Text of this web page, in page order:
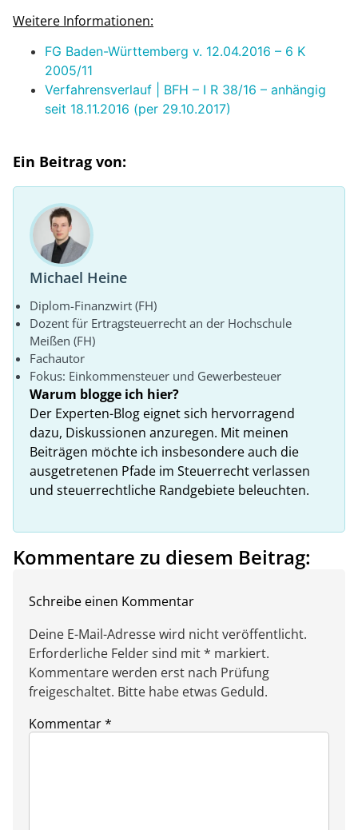
Weitere Informationen:
FG Baden-Württemberg v. 12.04.2016 – 6 K
2005/11
Verfahrensverlauf | BFH – I R 38/16 – anhängig
seit 18.11.2016 (per 29.10.2017)
Ein Beitrag von:
Michael Heine
Diplom-Finanzwirt (FH)
Dozent für Ertragsteuerrecht an der Hochschule
Meißen (FH)
Fachautor
Fokus: Einkommensteuer und Gewerbesteuer
Warum blogge ich hier?
Der Experten-Blog eignet sich hervorragend
dazu, Diskussionen anzuregen. Mit meinen
Beiträgen möchte ich insbesondere auch die
ausgetretenen Pfade im Steuerrecht verlassen
und steuerrechtliche Randgebiete beleuchten.
Kommentare zu diesem Beitrag:
Schreibe einen Kommentar
Deine E-Mail-Adresse wird nicht veröffentlicht.
Erforderliche Felder sind mit * markiert.
Kommentare werden erst nach Prüfung
freigeschaltet. Bitte habe etwas Geduld.
Kommentar*